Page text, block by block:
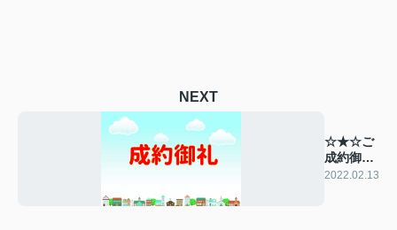
NEXT
☆★☆ご
成約御礼
☆★☆
2022.02.13